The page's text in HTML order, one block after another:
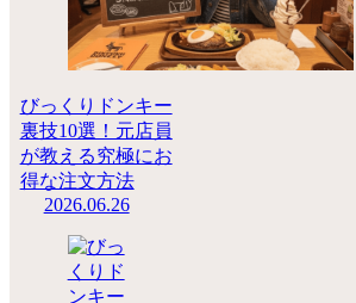
びっくりドンキー
裏技10選！元店員
が教える究極にお
得な注文方法
2026.06.26